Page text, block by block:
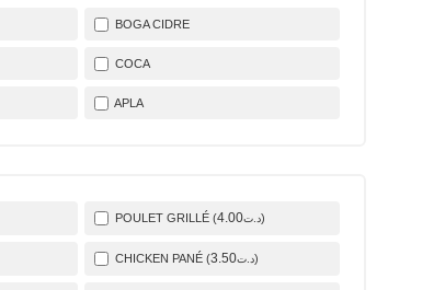
BOGA CIDRE
COCA
APLA
POULET GRILLÉ ( د.ت 4.00 )
CHICKEN PANÉ ( د.ت 3.50 )